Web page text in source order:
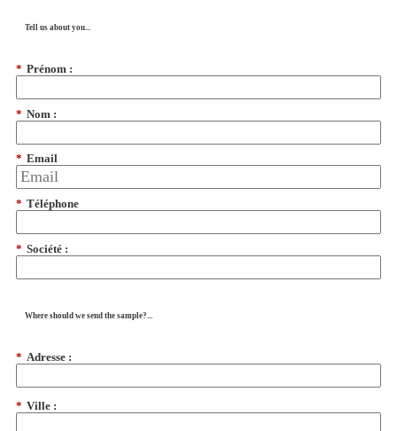
Tell us about you...
* Prénom :
* Nom :
* Email
* Téléphone
* Société :
Where should we send the sample?...
* Adresse :
* Ville :